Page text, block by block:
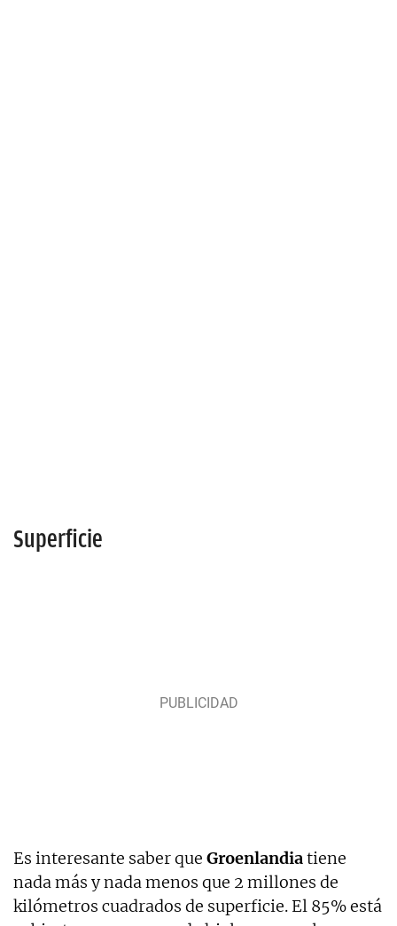
Superficie
Es interesante saber que Groenlandiatiene
nada más y nada menos que 2 millones de
kilómetros cuadrados de superficie. El 85% está